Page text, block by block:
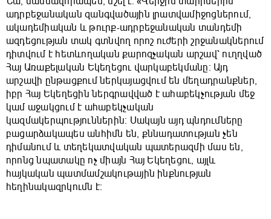
ադրբեջանական զանգվածային լրատվամիջոցներում,
ակադեմիական և թուրք-ադրբեջանական տանդեմի
ազդեցության տակ գտնվող որոշ ուժերի շրջանակներում
դիտվում է հետևողական քարոզչական արշավ՝ ուղղված
Հայ Առաքելական Եկեղեցու վարկաբեկմանը։ Այդ
արշավի ընթացքում ներկայացվում են մեղադրանքներ,
իբր Հայ Եկեղեցին ներգրավված է ահաբեկչության մեջ
կամ աջակցում է ահաբեկչական
կազմակերպություններին։ Սակայն այդ պնդումները
բացարձակապես անհիմն են, քննադատության չեն
դիմանում և տեղեկատվական պատերազմի մաս են,
որոնց նպատակը ոչ միայն Հայ Եկեղեցու, այլև
հայկական պատմամշակութային ինքնության
հեղինակազրկումն է։